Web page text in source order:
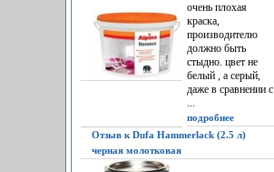
очень плохая
краска,
производителю
должно быть
стыдно. цвет не
белый , а серый,
даже в сравнении с
...
подробнее
Отзыв к Dufa Hammerlack (2.5 л)
черная молотковая